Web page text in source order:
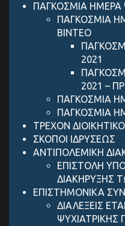
ΠΑΓΚΟΣΜΙΑ ΗΜΕΡΑ
ΠΑΓΚΟΣΜΙΑ
ΒΙΝΤΕΟ
2021
2021 –
ΠΑΓΚΟΣΜΙΑ
ΠΑΓΚΟΣΜΙΑ
ΤΡΕΧΟΝ
ΣΚΟΠΟΙ ΙΔΡΥΣΕΩΣ
ANTIΠΟΛΕΜΙΚΗ
ΕΠΙΣΤΟΛΗ
ΔΙΑΚΗΡΥΞΗΣ
ΕΠΙΣΤΗΜΟΝΙΚΑ
ΔΙΑΛΕΞΕΙΣ
ΨΥΧΙΑΤΡΙΚΗΣ